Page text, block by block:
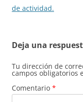
de
de actividad.
Deja una
Tu dirección de
campos obligatorios
Comentario *